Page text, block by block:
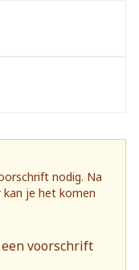
nodig. Na
je het komen
voorschrift